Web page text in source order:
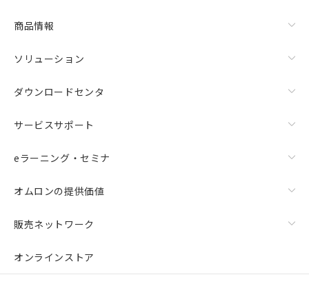
商品情報
ソリューション
ダウンロードセンタ
サービスサポート
eラーニング・セミナ
オムロンの提供価値
販売ネットワーク
オンラインストア